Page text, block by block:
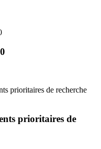
prioritaires de recherche
prioritaires de